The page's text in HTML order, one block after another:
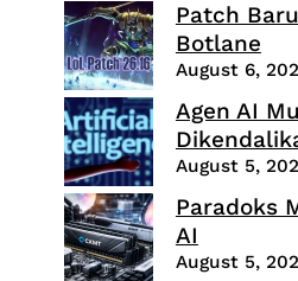
Patch
Botlane
August 6,
Agen AI
August 5,
Paradoks
AI
August 5,